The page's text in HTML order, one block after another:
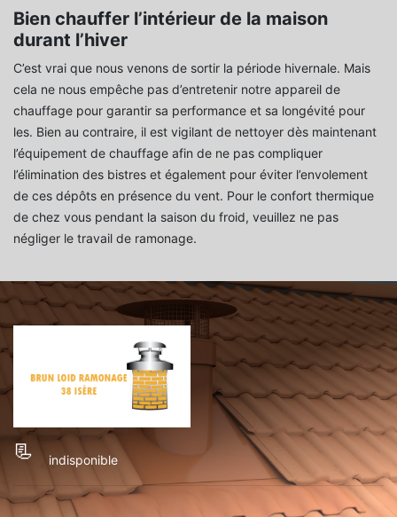
Bien chauffer l’intérieur de la maison
durant l’hiver
C’est vrai que nous venons de sortir la période hivernale. Mais
cela ne nous empêche pas d’entretenir notre appareil de
chauffage pour garantir sa performance et sa longévité pour
les. Bien au contraire, il est vigilant de nettoyer dès maintenant
l’équipement de chauffage afin de ne pas compliquer
l’élimination des bistres et également pour éviter l’envolement
de ces dépôts en présence du vent. Pour le confort thermique
de chez vous pendant la saison du froid, veuillez ne pas
négliger le travail de ramonage.
indisponible